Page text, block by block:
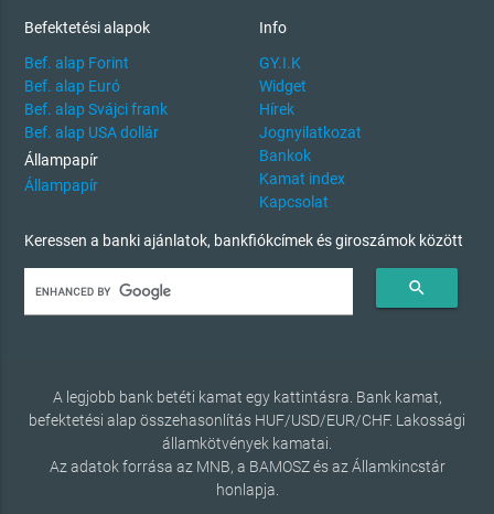
Befektetési alapok
Bef. alap Forint
Bef. alap Euró
Bef. alap Svájci frank
Bef. alap USA dollár
Állampapír
Állampapír
Info
GY.I.K
Widget
Hírek
Jognyilatkozat
Bankok
Kamat index
Kapcsolat
Keressen a banki ajánlatok, bankfiókcímek és giroszámok között
search
A legjobb bank betéti kamat egy kattintásra. Bank kamat,
befektetési alap összehasonlítás HUF/USD/EUR/CHF. Lakossági
államkötvények kamatai.
Az adatok forrása az MNB, a BAMOSZ és az Államkincstár
honlapja.